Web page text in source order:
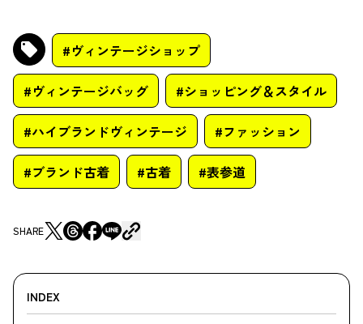
#ヴィンテージショップ
#ヴィンテージバッグ #ショッピング＆スタイル
#ハイブランドヴィンテージ #ファッション
#ブランド古着 #古着 #表参道
SHARE
INDEX